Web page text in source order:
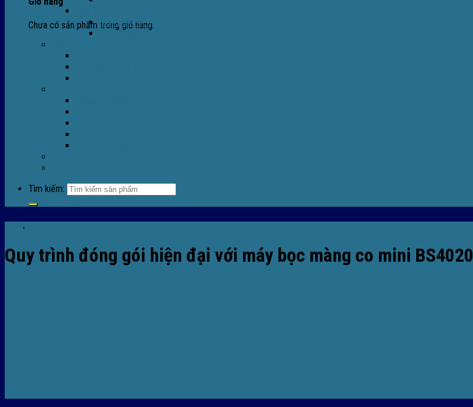
Chưa có sản phẩm trong giỏ hàng.
Máy Hàn Miệng Túi FR-770
Máy Đóng Đai FOREVER
Tìm kiếm:
,
Quy trình đóng gói hiện đại với máy bọc màng co mini BS4020